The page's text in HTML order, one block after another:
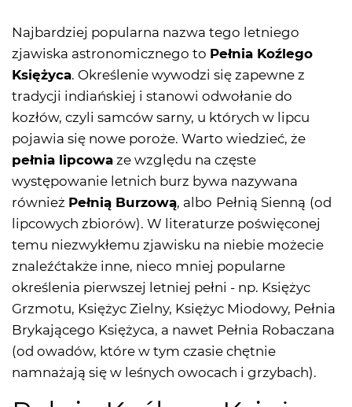
Najbardziej popularna nazwa tego letniego
zjawiska astronomicznego to Pełnia Koźlego
Księżyca. Określenie wywodzi się zapewne z
tradycji indiańskiej i stanowi odwołanie do
kozłów, czyli samców sarny, u których w lipcu
pojawia się nowe poroże. Warto wiedzieć, że
pełnia lipcowa ze względu na częste
występowanie letnich burz bywa nazywana
również Pełnią Burzową, albo Pełnią Sienną (od
lipcowych zbiorów). W literaturze poświęconej
temu niezwykłemu zjawisku na niebie możecie
znaleźćtakże inne, nieco mniej popularne
określenia pierwszej letniej pełni - np. Księżyc
Grzmotu, Księżyc Zielny, Księżyc Miodowy, Pełnia
Brykającego Księżyca, a nawet Pełnia Robaczana
(od owadów, które w tym czasie chętnie
namnażają się w leśnych owocach i grzybach).